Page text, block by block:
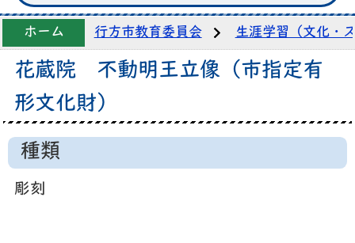
ホーム 行方市教育委員会 生涯学習（文化・
花蔵院 不動明王立像（市指定有
形文化財）
種類
彫刻